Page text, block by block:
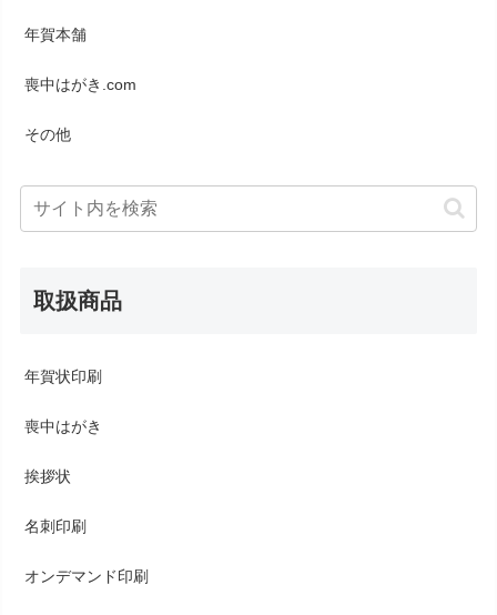
年賀本舗
喪中はがき.com
その他
取扱商品
年賀状印刷
喪中はがき
挨拶状
名刺印刷
オンデマンド印刷